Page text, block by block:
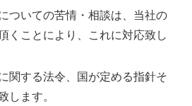
ついての苦情・相談は、当社の
くことにより、これに対応致し
関する法令、国が定める指針そ
します。